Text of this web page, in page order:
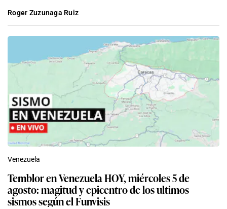
Roger Zuzunaga Ruiz
Venezuela
Temblor en Venezuela HOY, miércoles 5 de
agosto: magitud y epicentro de los ultimos
sismos según el Funvisis